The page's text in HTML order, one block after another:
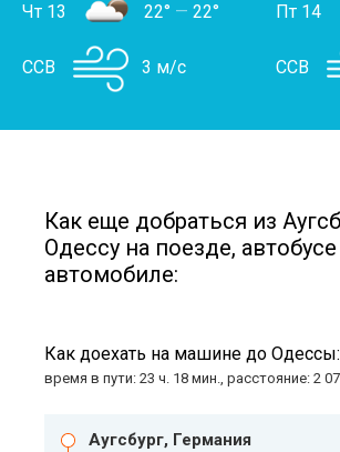
Чт 13 22° — 22°
ССВ 3 м/с
Пт 14
ССВ
Как еще добраться из
Одессу на поезде,
автомобиле:
Как доехать на машине до Одессы:
время в пути: 23 ч. 18 мин., расстояние: 2
Аугсбург, Германия